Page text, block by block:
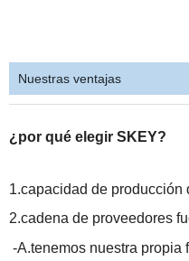
Nuestras ventajas
¿por qué elegir SKEY?
1.capacidad de producción
2.cadena de proveedores
-A.tenemos nuestra